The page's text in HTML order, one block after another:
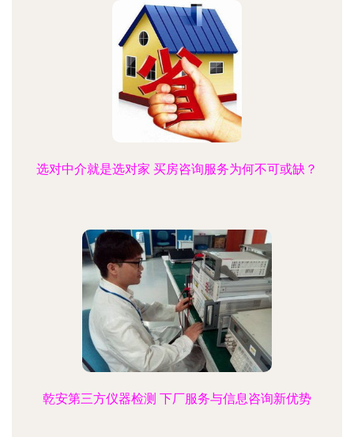
选对中介就是选对家 买房咨询服务为何不可或缺？
乾安第三方仪器检测 下厂服务与信息咨询新优势